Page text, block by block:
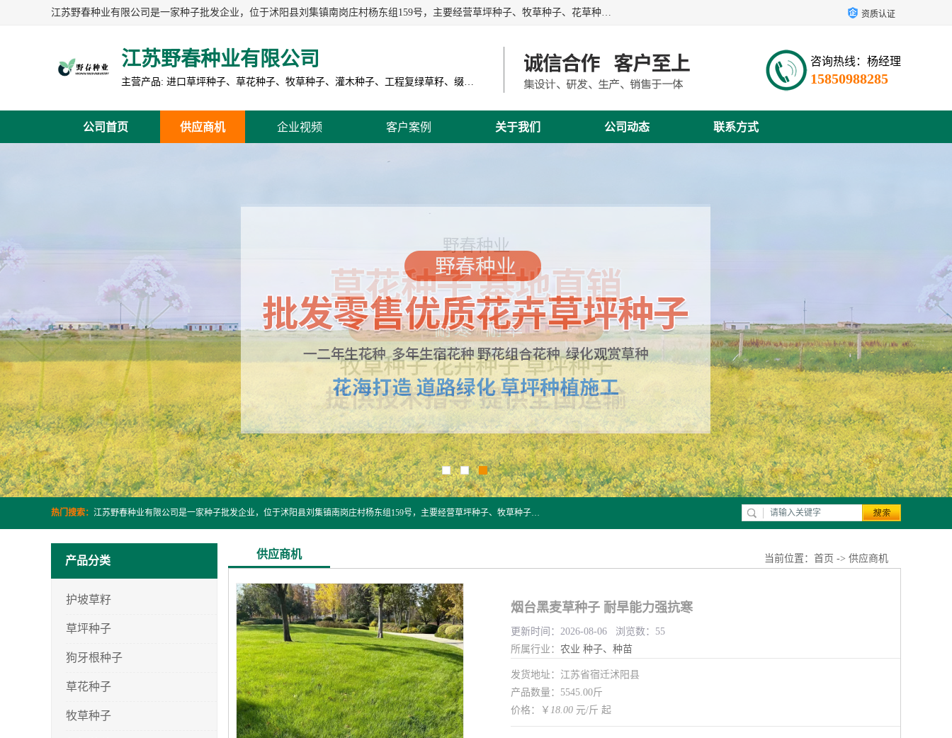
江苏野春种业有限公司是一家种子批发企业，位于沭阳县刘集镇南岗庄村杨东组159号，主要经营草坪种子、牧草种子、花草种子、复绿草种、绿化草籽、护坡草籽、绿肥种子、灌木种子、黑麦草种子、高羊茅种子、早熟禾种子、狗牙根种子、剪股颖种子等。 资质认证
江苏野春种业有限公司
主营产品: 进口草坪种子、草花种子、牧草种子、灌木种子、工程复绿草籽、缀花组合种子
咨询热线：杨经理
15850988285
公司首页 供应商机 企业视频 客户案例 关于我们 公司动态 联系方式
热门搜索： 江苏野春种业有限公司是一家种子批发企业，位于沭阳县刘集镇南岗庄村杨东组159号，主要经营草坪种子、牧草种子、花草种子、复绿草种、绿化草籽、护坡草籽、绿肥种子、灌木种子、黑麦草种子、高羊茅种子、早熟禾种子、狗牙根种子、剪股颖种子等。
产品分类
护坡草籽
草坪种子
狗牙根种子
草花种子
牧草种子
供应商机 当前位置： 首页 -> 供应商机
烟台黑麦草种子 耐旱能力强抗寒
更新时间：2026-08-06 浏览数：55
所属行业： 农业 种子、种苗
发货地址：江苏省宿迁沭阳县
产品数量：5545.00斤
价格：￥ 18.00 元/斤 起